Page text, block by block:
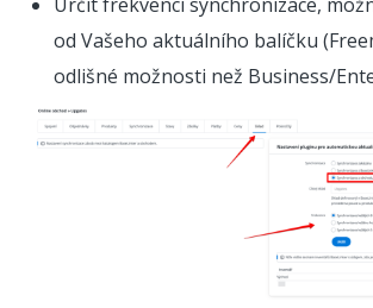
od Vašeho aktuálního balíčku
odlišné možnosti než Business/